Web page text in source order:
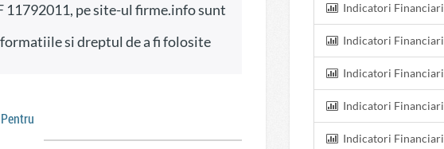
Indicatori Financiari
Indicatori Financiari
Indicatori Financiari
Indicatori Financiari
Indicatori Financiari